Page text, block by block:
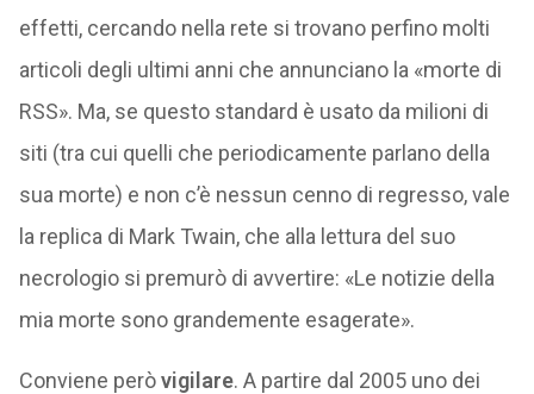
effetti, cercando nella rete si trovano perfino molti
articoli degli ultimi anni che annunciano la «morte di
RSS». Ma, se questo standard è usato da milioni di
siti (tra cui quelli che periodicamente parlano della
sua morte) e non c’è nessun cenno di regresso, vale
la replica di Mark Twain, che alla lettura del suo
necrologio si premurò di avvertire: «Le notizie della
mia morte sono grandemente esagerate».
Conviene peròvigilare. A partire dal 2005 uno dei